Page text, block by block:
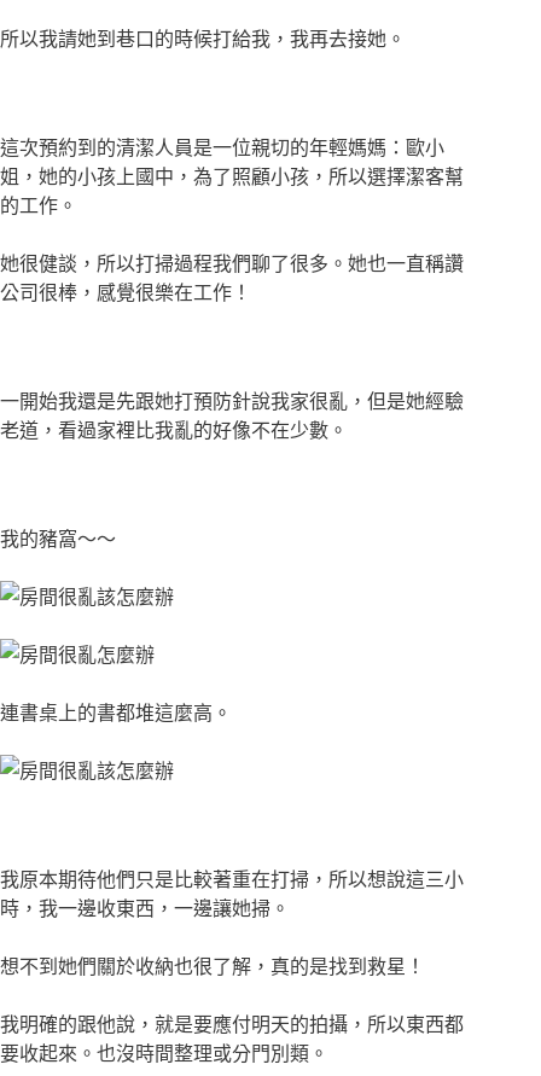
所以我請她到巷口的時候打給我，我再去接她。
這次預約到的清潔人員是一位親切的年輕媽媽：歐小
姐，她的小孩上國中，為了照顧小孩，所以選擇潔客幫
的工作。
她很健談，所以打掃過程我們聊了很多。她也一直稱讚
公司很棒，感覺很樂在工作！
一開始我還是先跟她打預防針說我家很亂，但是她經驗
老道，看過家裡比我亂的好像不在少數。
我的豬窩～～
連書桌上的書都堆這麼高。
我原本期待他們只是比較著重在打掃，所以想說這三小
時，我一邊收東西，一邊讓她掃。
想不到她們關於收納也很了解，真的是找到救星！
我明確的跟他說，就是要應付明天的拍攝，所以東西都
要收起來。也沒時間整理或分門別類。